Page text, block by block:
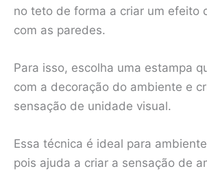
no teto de forma a criar um efeito
com as paredes.
Para isso, escolha uma estampa
com a decoração do ambiente e
sensação de unidade visual.
Essa técnica é ideal para
pois ajuda a criar a sensação de